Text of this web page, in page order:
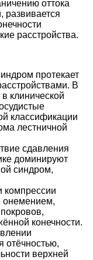
оттока
развивается
расстройства.
протекает
В
клинической
классификации
лестничной
сдавления
доминируют
синдром,
компрессии
онемением,
конечности.
отёчностью,
верхней